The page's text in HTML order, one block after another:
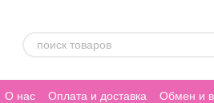
О нас Оплата и доставка Обмен и